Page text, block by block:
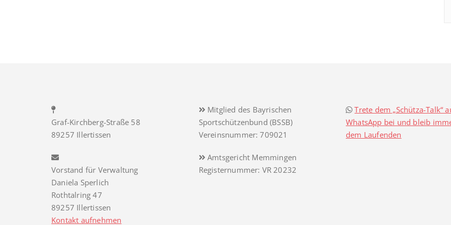
Graf-Kirchberg-Straße 58
89257 Illertissen
Vorstand für Verwaltung
Daniela Sperlich
Rothtalring 47
89257 Illertissen
Kontakt aufnehmen
Mitglied des Bayrischen
Sportschützenbund (BSSB)
Vereinsnummer: 709021
Amtsgericht Memmingen
Registernummer: VR 20232
Trete dem „Schütza-Talk“
WhatsApp bei und bleib
dem Laufenden